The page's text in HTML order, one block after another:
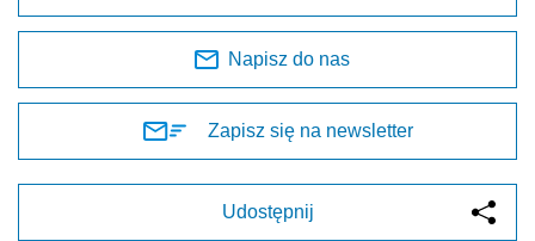
Napisz do nas
Zapisz się na newsletter
Udostępnij